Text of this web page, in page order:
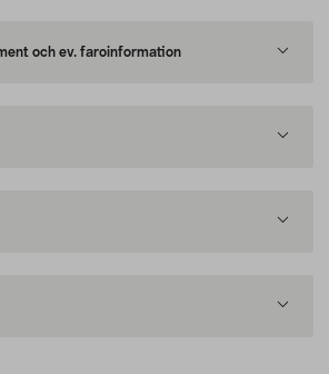
och ev. faroinformation